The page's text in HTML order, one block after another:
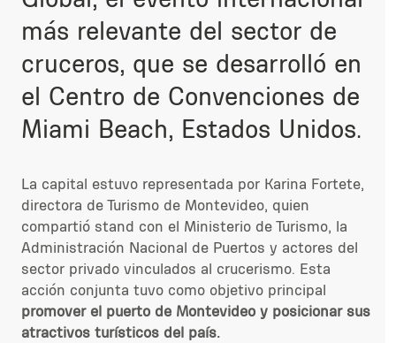
más relevante del sector de
cruceros, que se desarrolló en
el Centro de Convenciones de
Miami Beach, Estados Unidos.
La capital estuvo representada por Karina Fortete,
directora de Turismo de Montevideo, quien
compartió stand con el Ministerio de Turismo, la
Administración Nacional de Puertos y actores del
sector privado vinculados al crucerismo. Esta
acción conjunta tuvo como objetivo principal
promover el puerto de Montevideo y posicionar sus
atractivos turísticos del país.